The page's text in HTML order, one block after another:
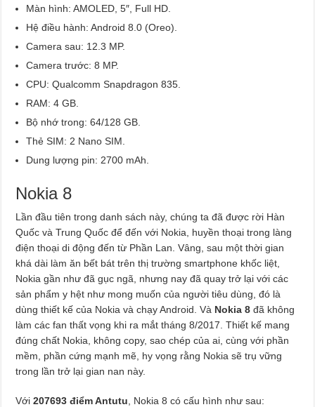
Màn hình: AMOLED, 5″, Full HD.
Hệ điều hành: Android 8.0 (Oreo).
Camera sau: 12.3 MP.
Camera trước: 8 MP.
CPU: Qualcomm Snapdragon 835.
RAM: 4 GB.
Bộ nhớ trong: 64/128 GB.
Thẻ SIM: 2 Nano SIM.
Dung lượng pin: 2700 mAh.
Nokia 8
Lần đầu tiên trong danh sách này, chúng ta đã được rời Hàn
Quốc và Trung Quốc để đến với Nokia, huyền thoại trong làng
điện thoại di động đến từ Phần Lan. Vâng, sau một thời gian
khá dài làm ăn bết bát trên thị trường smartphone khốc liệt,
Nokia gần như đã gục ngã, nhưng nay đã quay trở lại với các
sản phẩm y hệt như mong muốn của người tiêu dùng, đó là
dùng thiết kế của Nokia và chạy Android. Và Nokia 8 đã không
làm các fan thất vọng khi ra mắt tháng 8/2017. Thiết kế mang
đúng chất Nokia, không copy, sao chép của ai, cùng với phần
mềm, phần cứng mạnh mẽ, hy vọng rằng Nokia sẽ trụ vững
trong lần trở lại gian nan này.
Với207693 điểm Antutu , Nokia 8 có cấu hình như sau: